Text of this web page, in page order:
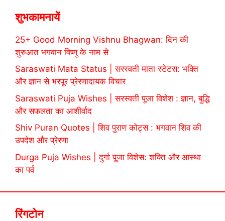
शुभकामनायें
25+ Good Morning Vishnu Bhagwan: दिन की
शुरुआत भगवान विष्णु के नाम से
Saraswati Mata Status | सरस्वती माता स्टेटस: भक्ति
और ज्ञान से भरपूर प्रेरणादायक विचार
Saraswati Puja Wishes | सरस्वती पूजा विशेश : ज्ञान, बुद्धि
और सफलता का आशीर्वाद
Shiv Puran Quotes | शिव पुराण कोट्स : भगवान शिव की
उपदेश और प्रेरणा
Durga Puja Wishes | दुर्गा पूजा विशेस: शक्ति और आस्था
का पर्व
रिंगटोन